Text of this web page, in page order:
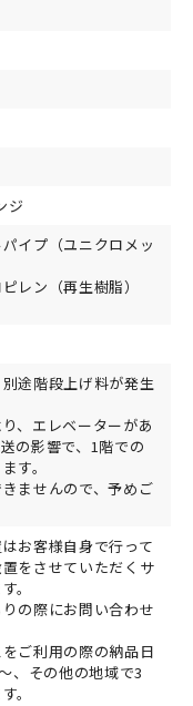
ジ
イプ（ユニクロメッ
レン（再生樹脂）
途階段上げ料が発生
、エレベーターがあ
の影響で、1階での
す。
ませんので、予めご
お客様自身で行って
をさせていただくサ
。
の際にお問い合わせ
ご利用の際の納品日
、その他の地域で3
。